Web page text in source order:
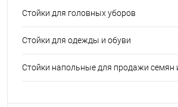
Стойки для головных уборов
Стойки для одежды и обуви
Стойки напольные для продажи семян